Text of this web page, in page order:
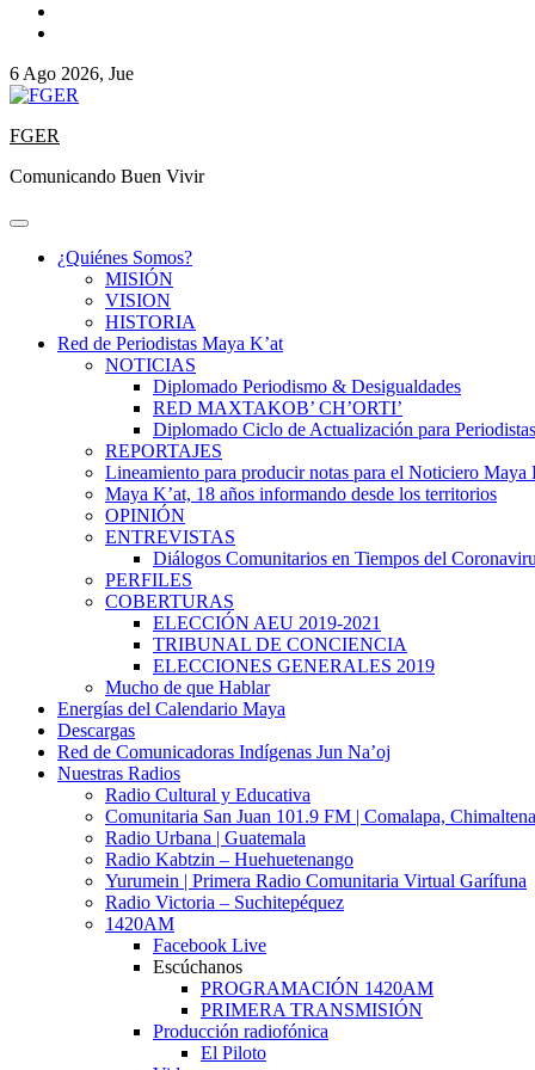
6 Ago 2026, Jue
FGER
Comunicando Buen Vivir
¿Quiénes Somos?
MISIÓN
VISION
HISTORIA
Red de Periodistas Maya K’at
NOTICIAS
Diplomado Periodismo & Desigualdades
RED MAXTAKOB’ CH’ORTI’
Diplomado Ciclo de Actualización para Periodistas
REPORTAJES
Lineamiento para producir notas para el Noticiero Maya
Maya K’at, 18 años informando desde los territorios
OPINIÓN
ENTREVISTAS
Diálogos Comunitarios en Tiempos del
PERFILES
COBERTURAS
ELECCIÓN AEU 2019-2021
TRIBUNAL DE CONCIENCIA
ELECCIONES GENERALES 2019
Mucho de que Hablar
Energías del Calendario Maya
Descargas
Red de Comunicadoras Indígenas Jun Na’oj
Nuestras Radios
Radio Cultural y Educativa
Comunitaria San Juan 101.9 FM | Comalapa,
Radio Urbana | Guatemala
Radio Kabtzin – Huehuetenango
Yurumein | Primera Radio Comunitaria Virtual Garífuna
Radio Victoria – Suchitepéquez
1420AM
Facebook Live
Escúchanos
PROGRAMACIÓN 1420AM
PRIMERA TRANSMISIÓN
Producción radiofónica
El Piloto